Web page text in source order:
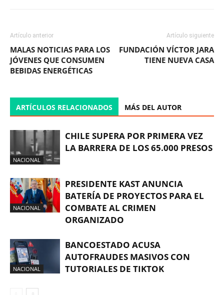
Artículo anterior
MALAS NOTICIAS PARA LOS
JÓVENES QUE CONSUMEN
BEBIDAS ENERGÉTICAS
Artículo siguiente
FUNDACIÓN VÍCTOR JARA
TIENE NUEVA CASA
ARTÍCULOS RELACIONADOS MÁS DEL AUTOR
NACIONAL
CHILE SUPERA POR PRIMERA VEZ
LA BARRERA DE LOS 65.000 PRESOS
NACIONAL
PRESIDENTE KAST ANUNCIA
BATERÍA DE PROYECTOS PARA EL
COMBATE AL CRIMEN
ORGANIZADO
NACIONAL
BANCOESTADO ACUSA
AUTOFRAUDES MASIVOS CON
TUTORIALES DE TIKTOK